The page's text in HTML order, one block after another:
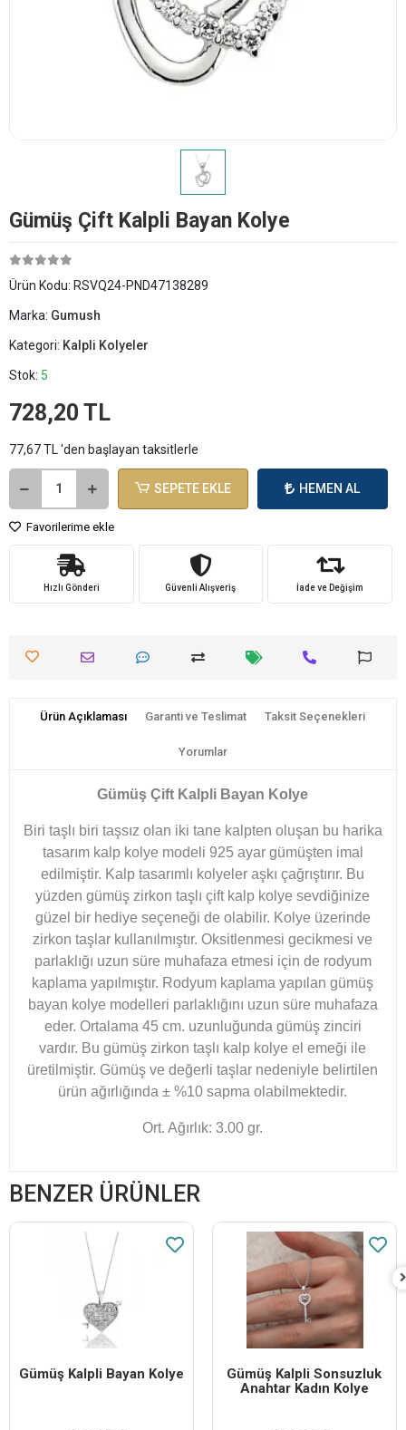
Gümüş Çift Kalpli Bayan Kolye
Ürün Kodu: RSVQ24-PND47138289
Marka: Gumush
Kategori: Kalpli Kolyeler
Stok: 5
728,20 TL
77,67 TL 'den başlayan taksitlerle
SEPETE EKLE HEMEN AL
Favorilerime ekle
Hızlı Gönderi Güvenli Alışveriş İade ve Değişim
Ürün Açıklaması Garanti ve Teslimat Taksit Seçenekleri
Yorumlar
Gümüş Çift Kalpli Bayan Kolye
Biri taşlı biri taşsız olan iki tane kalpten oluşan bu harika
tasarım kalp kolye modeli 925 ayar gümüşten imal
edilmiştir. Kalp tasarımlı kolyeler aşkı çağrıştırır. Bu
yüzden gümüş zirkon taşlı çift kalp kolye sevdiğinize
güzel bir hediye seçeneği de olabilir. Kolye üzerinde
zirkon taşlar kullanılmıştır. Oksitlenmesi gecikmesi ve
parlaklığı uzun süre muhafaza etmesi için de rodyum
kaplama yapılmıştır. Rodyum kaplama yapılan gümüş
bayan kolye modelleri parlaklığını uzun süre muhafaza
eder. Ortalama 45 cm. uzunluğunda gümüş zinciri
vardır. Bu gümüş zirkon taşlı kalp kolye el emeği ile
üretilmiştir. Gümüş ve değerli taşlar nedeniyle belirtilen
ürün ağırlığında ± %10 sapma olabilmektedir.
Ort. Ağırlık: 3.00 gr.
BENZER ÜRÜNLER
Gümüş Kalpli Bayan Kolye
Gümüş Kalpli Sonsuzluk
Anahtar Kadın Kolye